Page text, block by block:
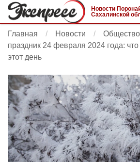
Новости
Сахалинской
Главная Новости Общество
праздник 24 февраля 2024 года: что
этот день